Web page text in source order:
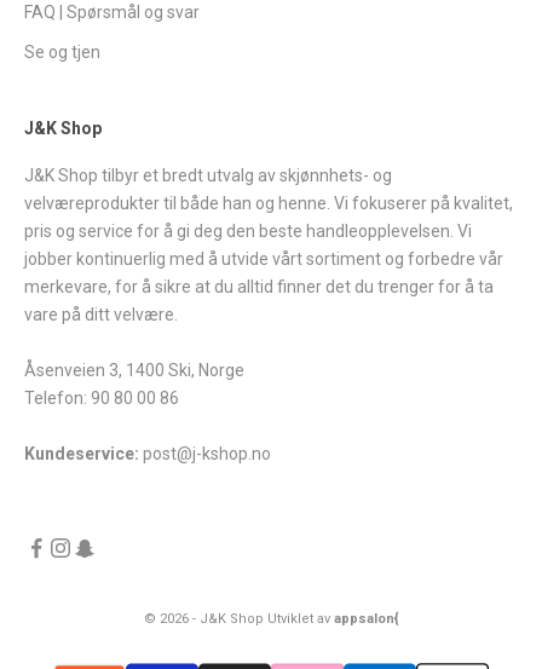
FAQ | Spørsmål og svar
Se og tjen
J&K Shop
J&K Shop tilbyr et bredt utvalg av skjønnhets- og
velværeprodukter til både han og henne. Vi fokuserer på kvalitet,
pris og service for å gi deg den beste handleopplevelsen. Vi
jobber kontinuerlig med å utvide vårt sortiment og forbedre vår
merkevare, for å sikre at du alltid finner det du trenger for å ta
vare på ditt velvære.
Åsenveien 3, 1400 Ski, Norge
Telefon: 90 80 00 86
Kundeservice: post@j-kshop.no
© 2026 - J&K Shop Utviklet av appsalon{